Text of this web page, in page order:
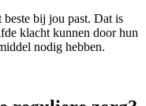
bij jou past. Dat is
klacht kunnen door hun
nodig hebben.